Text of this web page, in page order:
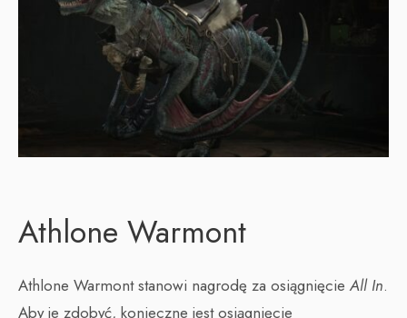
Athlone Warmont
Athlone Warmont stanowi nagrodę za osiągnięcieAll In.
Aby je zdobyć, konieczne jest osiągnięcie